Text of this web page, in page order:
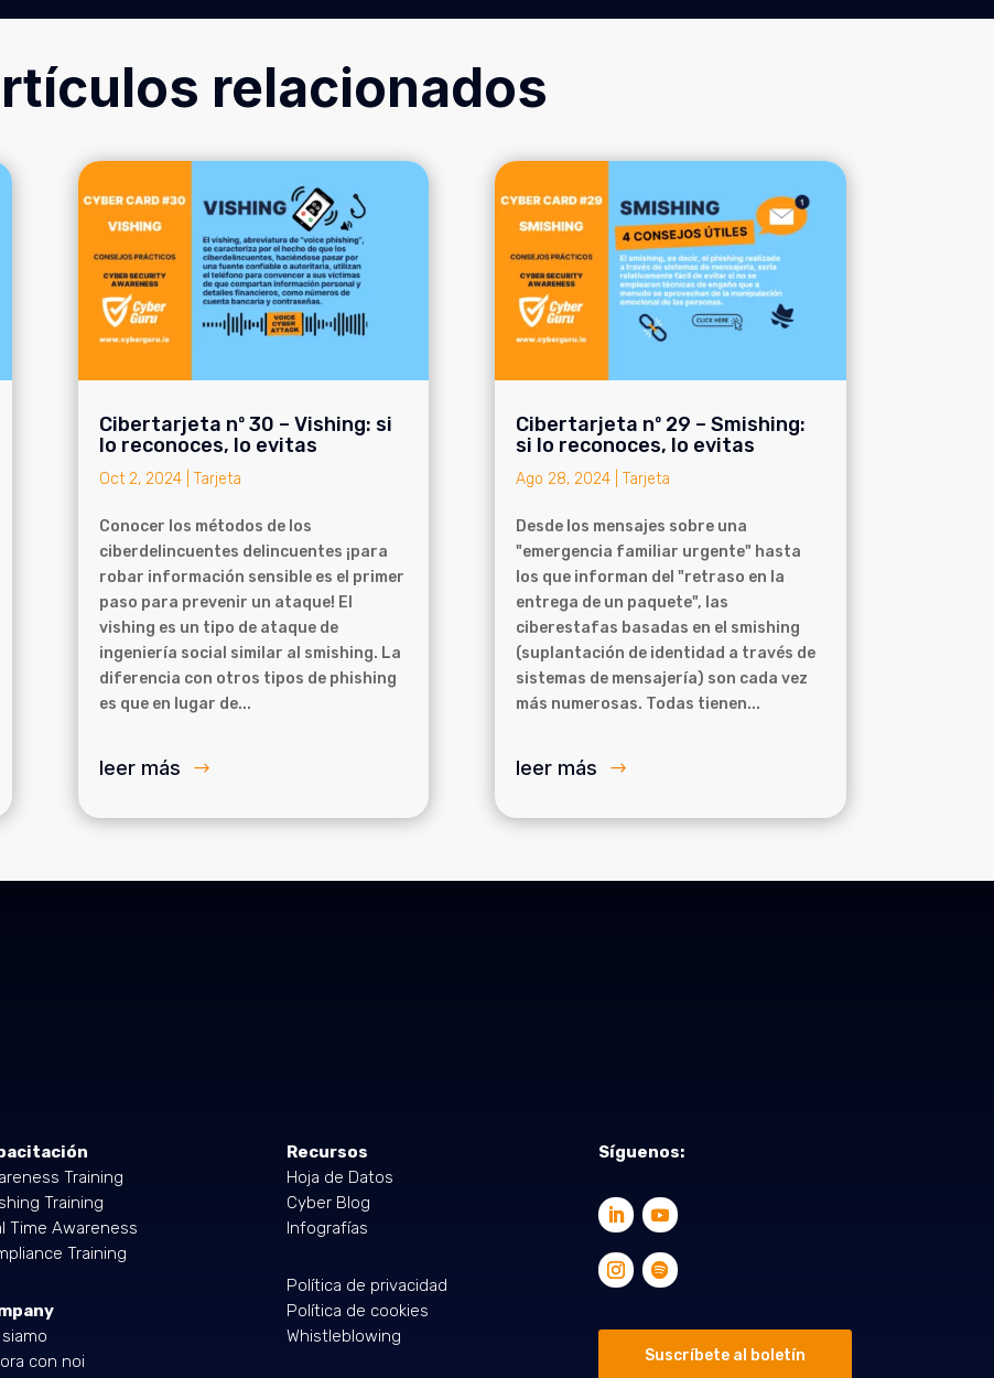
relacionados
Cibertarjeta nº 30 – Vishing: si
lo reconoces, lo evitas
Oct 2, 2024| Tarjeta
Conocer los métodos de los
ciberdelincuentes delincuentes ¡para
robar información sensible es el primer
paso para prevenir un ataque! El
vishing es un tipo de ataque de
ingeniería social similar al smishing. La
diferencia con otros tipos de phishing
es que en lugar de...
leer más
Cibertarjeta nº 29 – Smishing:
si lo reconoces, lo evitas
Ago 28, 2024| Tarjeta
Desde los mensajes sobre una
"emergencia familiar urgente" hasta
los que informan del "retraso en la
entrega de un paquete", las
ciberestafas basadas en el smishing
(suplantación de identidad a través de
sistemas de mensajería) son cada vez
más numerosas. Todas tienen...
leer más
Training
Training
Time Awareness
Training
con noi
Recursos
Hoja de Datos
Cyber Blog
Infografías
Política de privacidad
Política de cookies
Whistleblowing
Síguenos:
Suscríbete al boletín